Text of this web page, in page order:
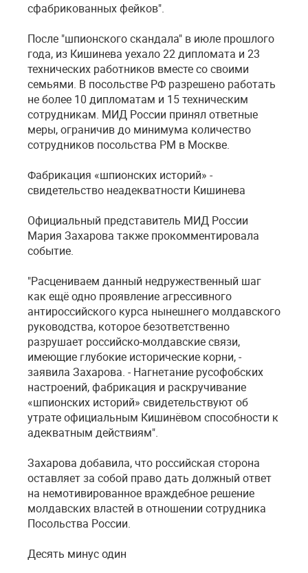
сфабрикованных фейков".
После "шпионского скандала" в июле прошлого
года, из Кишинева уехало 22 дипломата и 23
технических работников вместе со своими
семьями. В посольстве РФ разрешено работать
не более 10 дипломатам и 15 техническим
сотрудникам. МИД России принял ответные
меры, ограничив до минимума количество
сотрудников посольства РМ в Москве.
Фабрикация «шпионских историй» -
свидетельство неадекватности Кишинева
Официальный представитель МИД России
Мария Захарова также прокомментировала
событие.
"Расцениваем данный недружественный шаг
как ещё одно проявление агрессивного
антироссийского курса нынешнего молдавского
руководства, которое безответственно
разрушает российско-молдавские связи,
имеющие глубокие исторические корни, -
заявила Захарова. - Нагнетание русофобских
настроений, фабрикация и раскручивание
«шпионских историй» свидетельствуют об
утрате официальным Кишинёвом способности к
адекватным действиям".
Захарова добавила, что российская сторона
оставляет за собой право дать должный ответ
на немотивированное враждебное решение
молдавских властей в отношении сотрудника
Посольства России.
Десять минус один